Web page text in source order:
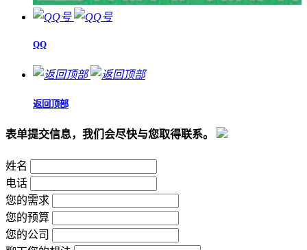
QQ
返回顶部
表单提交信息，我们会尽快与您取得联系。
姓名
电话
您的需求
您的预算
您的公司